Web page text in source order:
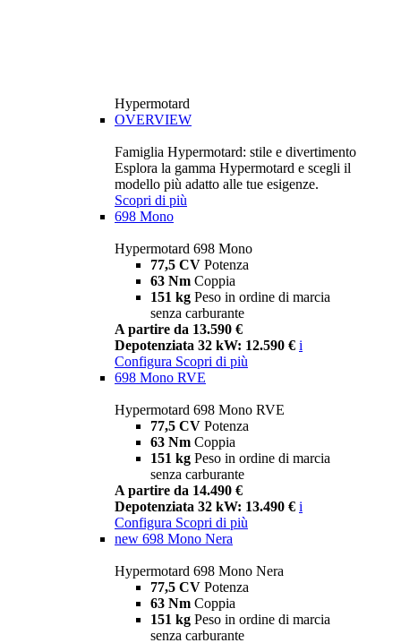
Hypermotard
OVERVIEW
Famiglia Hypermotard: stile e divertimento
Esplora la gamma Hypermotard e scegli il
modello più adatto alle tue esigenze.
Scopri di più
698 Mono
Hypermotard 698 Mono
77,5 CV Potenza
63 Nm Coppia
151 kg Peso in ordine di marcia
senza carburante
A partire da 13.590 €
Depotenziata 32 kW: 12.590 € i
Configura Scopri di più
698 Mono RVE
Hypermotard 698 Mono RVE
77,5 CV Potenza
63 Nm Coppia
151 kg Peso in ordine di marcia
senza carburante
A partire da 14.490 €
Depotenziata 32 kW: 13.490 € i
Configura Scopri di più
new 698 Mono Nera
Hypermotard 698 Mono Nera
77,5 CV Potenza
63 Nm Coppia
151 kg Peso in ordine di marcia
senza carburante